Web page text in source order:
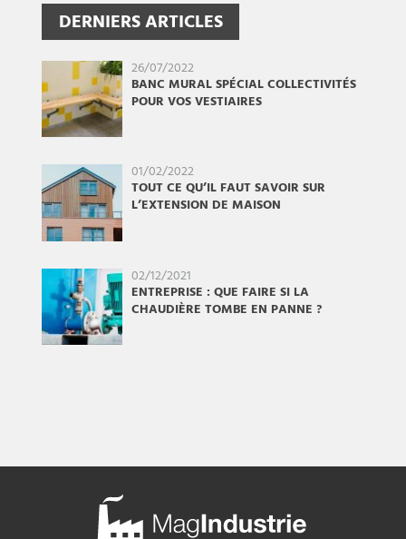
DERNIERS ARTICLES
26/07/2022
BANC MURAL SPÉCIAL COLLECTIVITÉS
POUR VOS VESTIAIRES
01/02/2022
TOUT CE QU’IL FAUT SAVOIR SUR
L’EXTENSION DE MAISON
02/12/2021
ENTREPRISE : QUE FAIRE SI LA
CHAUDIÈRE TOMBE EN PANNE ?
Industrie